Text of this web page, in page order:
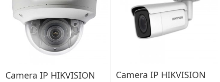
Camera IP HIKVISION
Camera IP HIKVISION